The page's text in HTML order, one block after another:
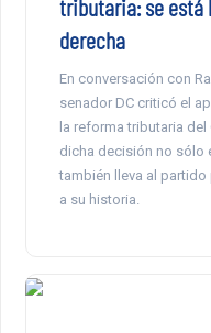
tributaria: se está
derecha
En conversación con
senador DC criticó el
la reforma tributaria
dicha decisión no sólo
también lleva al
a su historia.